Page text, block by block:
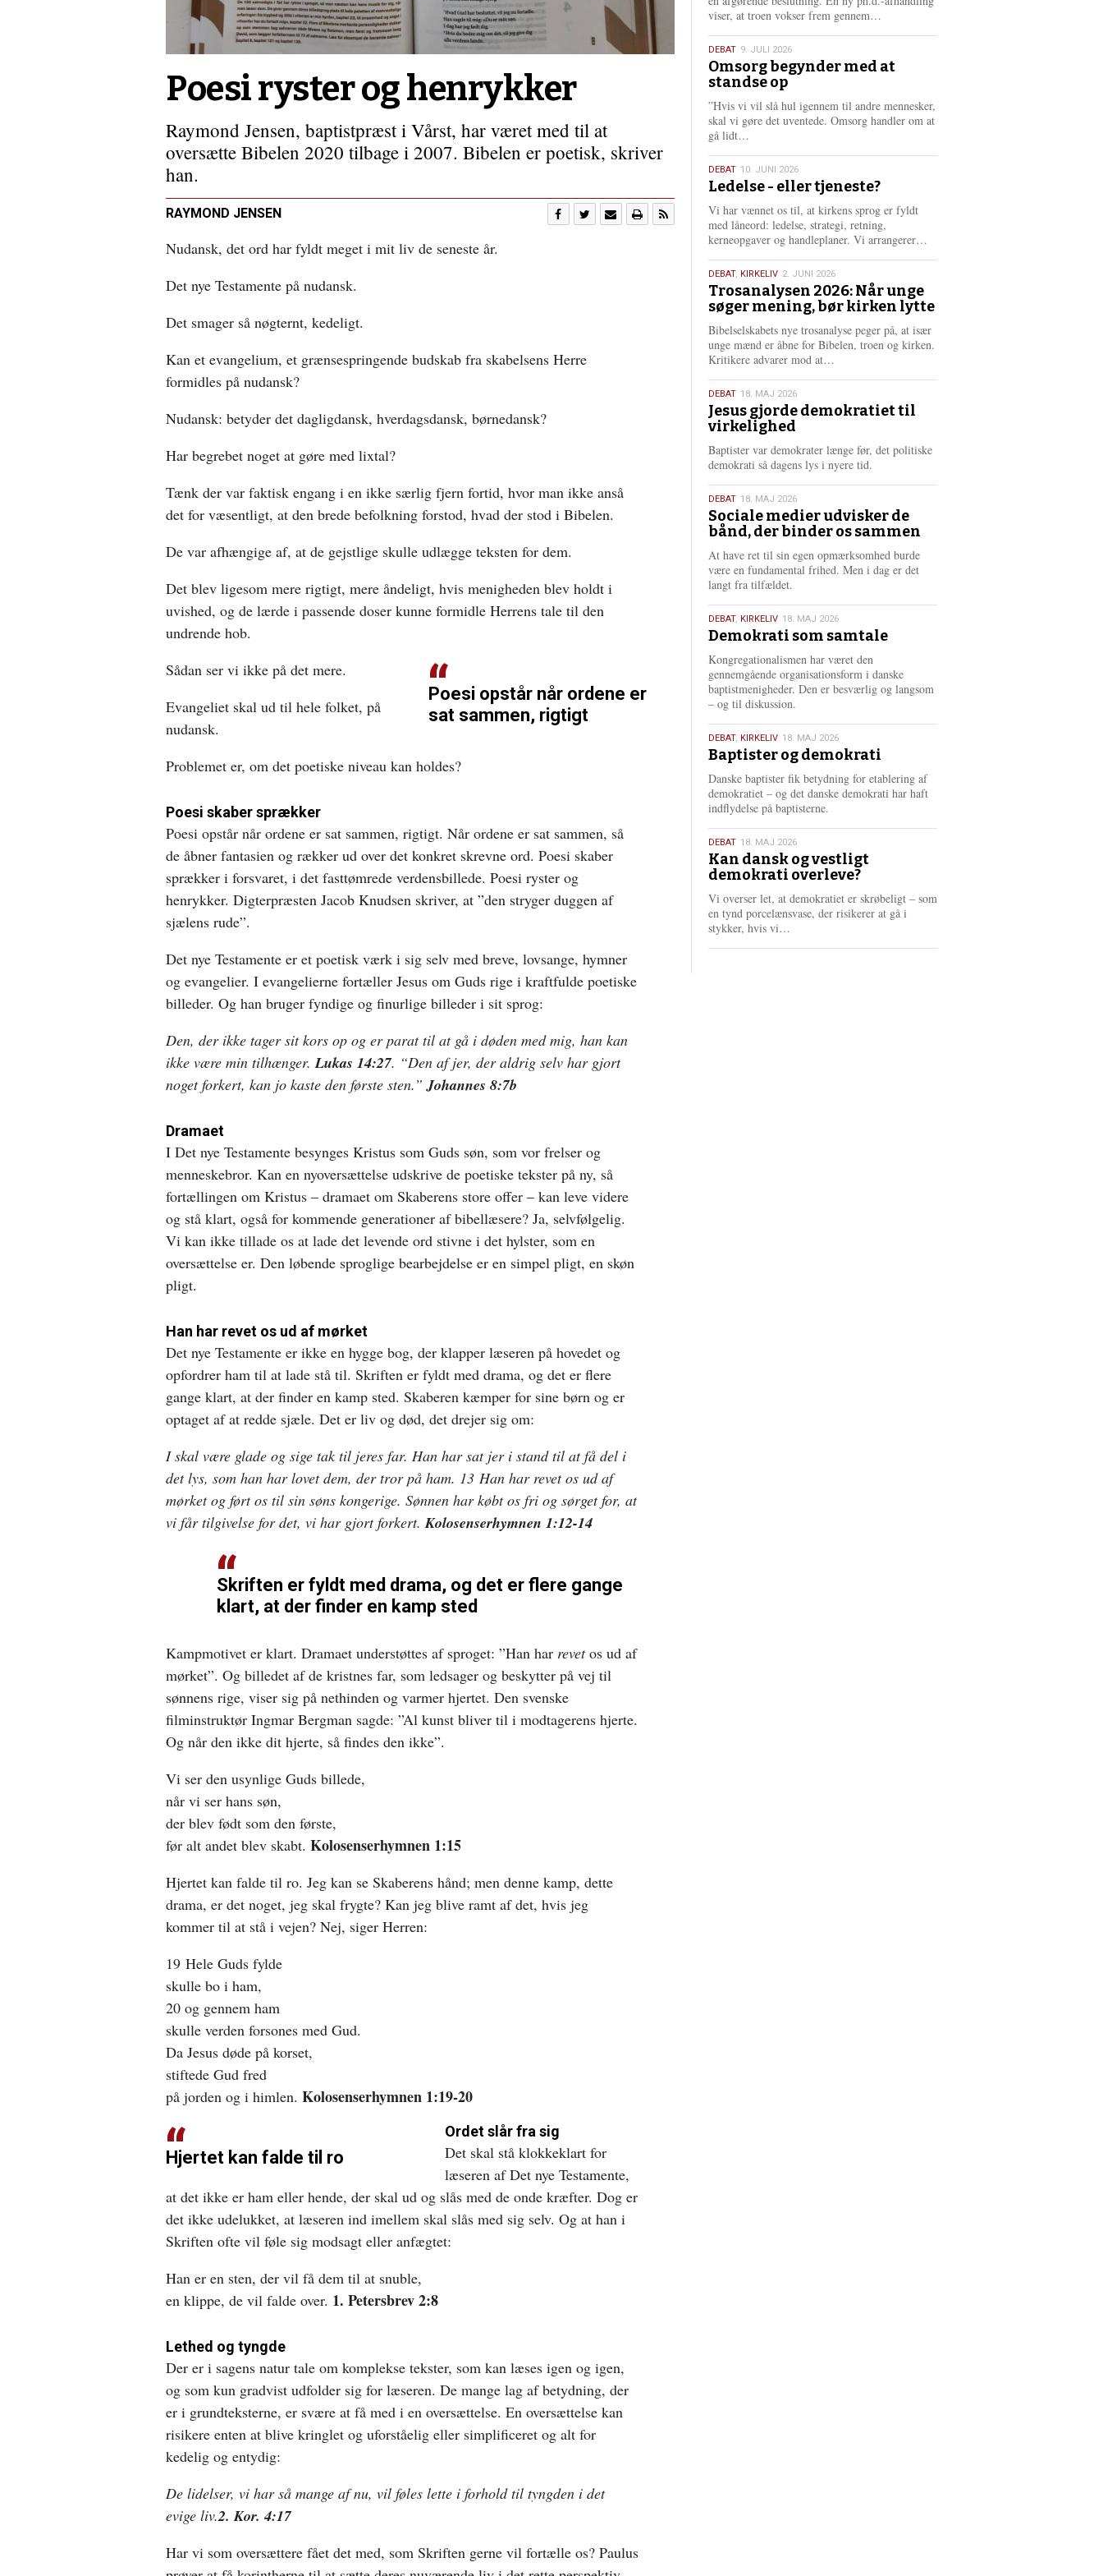
Poesi ryster og henrykker
Raymond Jensen, baptistpræst i Vårst, har været med til at
oversætte Bibelen 2020 tilbage i 2007. Bibelen er poetisk, skriver
han.
RAYMOND JENSEN
Nudansk, det ord har fyldt meget i mit liv de seneste år.
Det nye Testamente på nudansk.
Det smager så nøgternt, kedeligt.
Kan et evangelium, et grænsespringende budskab fra skabelsens Herre
formidles på nudansk?
Nudansk: betyder det dagligdansk, hverdagsdansk, børnedansk?
Har begrebet noget at gøre med lixtal?
Tænk der var faktisk engang i en ikke særlig fjern fortid, hvor man ikke anså
det for væsentligt, at den brede befolkning forstod, hvad der stod i Bibelen.
De var afhængige af, at de gejstlige skulle udlægge teksten for dem.
Det blev ligesom mere rigtigt, mere åndeligt, hvis menigheden blev holdt i
uvished, og de lærde i passende doser kunne formidle Herrens tale til den
undrende hob.
Poesi opstår når ordene er
sat sammen, rigtigt
Sådan ser vi ikke på det mere.
Evangeliet skal ud til hele folket, på
nudansk.
Problemet er, om det poetiske niveau kan holdes?
Poesi skaber sprækker
Poesi opstår når ordene er sat sammen, rigtigt. Når ordene er sat sammen, så
de åbner fantasien og rækker ud over det konkret skrevne ord. Poesi skaber
sprækker i forsvaret, i det fasttømrede verdensbillede. Poesi ryster og
henrykker. Digterpræsten Jacob Knudsen skriver, at ”den stryger duggen af
sjælens rude”.
Det nye Testamente er et poetisk værk i sig selv med breve, lovsange, hymner
og evangelier. I evangelierne fortæller Jesus om Guds rige i kraftfulde poetiske
billeder. Og han bruger fyndige og finurlige billeder i sit sprog:
Den, der ikke tager sit kors op og er parat til at gå i døden med mig, han kan
ikke være min tilhænger.Lukas 14:27. “Den af jer, der aldrig selv har gjort
noget forkert, kan jo kaste den første sten.”Johannes 8:7b
Dramaet
I Det nye Testamente besynges Kristus som Guds søn, som vor frelser og
menneskebror. Kan en nyoversættelse udskrive de poetiske tekster på ny, så
fortællingen om Kristus – dramaet om Skaberens store offer – kan leve videre
og stå klart, også for kommende generationer af bibellæsere? Ja, selvfølgelig.
Vi kan ikke tillade os at lade det levende ord stivne i det hylster, som en
oversættelse er. Den løbende sproglige bearbejdelse er en simpel pligt, en skøn
pligt.
Han har revet os ud af mørket
Det nye Testamente er ikke en hygge bog, der klapper læseren på hovedet og
opfordrer ham til at lade stå til. Skriften er fyldt med drama, og det er flere
gange klart, at der finder en kamp sted. Skaberen kæmper for sine børn og er
optaget af at redde sjæle. Det er liv og død, det drejer sig om:
I skal være glade og sige tak til jeres far. Han har sat jer i stand til at få del i
det lys, som han har lovet dem, der tror på ham. 13 Han har revet os ud af
mørket og ført os til sin søns kongerige. Sønnen har købt os fri og sørget for, at
vi får tilgivelse for det, vi har gjort forkert.Kolosenserhymnen 1:12-14
Skriften er fyldt med drama, og det er flere gange
klart, at der finder en kamp sted
Kampmotivet er klart. Dramaet understøttes af sproget: ”Han har revetos ud af
mørket”. Og billedet af de kristnes far, som ledsager og beskytter på vej til
sønnens rige, viser sig på nethinden og varmer hjertet. Den svenske
filminstruktør Ingmar Bergman sagde: ”Al kunst bliver til i modtagerens hjerte.
Og når den ikke dit hjerte, så findes den ikke”.
Vi ser den usynlige Guds billede,
når vi ser hans søn,
der blev født som den første,
før alt andet blev skabt. Kolosenserhymnen 1:15
Hjertet kan falde til ro. Jeg kan se Skaberens hånd; men denne kamp, dette
drama, er det noget, jeg skal frygte? Kan jeg blive ramt af det, hvis jeg
kommer til at stå i vejen? Nej, siger Herren:
19 Hele Guds fylde
skulle bo i ham,
20 og gennem ham
skulle verden forsones med Gud.
Da Jesus døde på korset,
stiftede Gud fred
på jorden og i himlen. Kolosenserhymnen 1:19-20
Hjertet kan falde til ro
Ordet slår fra sig
Det skal stå klokkeklart for
læseren af Det nye Testamente,
at det ikke er ham eller hende, der skal ud og slås med de onde kræfter. Dog er
det ikke udelukket, at læseren ind imellem skal slås med sig selv. Og at han i
Skriften ofte vil føle sig modsagt eller anfægtet:
Han er en sten, der vil få dem til at snuble,
en klippe, de vil falde over. 1. Petersbrev 2:8
Lethed og tyngde
Der er i sagens natur tale om komplekse tekster, som kan læses igen og igen,
og som kun gradvist udfolder sig for læseren. De mange lag af betydning, der
er i grundteksterne, er svære at få med i en oversættelse. En oversættelse kan
risikere enten at blive kringlet og uforståelig eller simplificeret og alt for
kedelig og entydig:
De lidelser, vi har så mange af nu, vil føles lette i forhold til tyngden i det
evige liv.2. Kor. 4:17
Har vi som oversættere fået det med, som Skriften gerne vil fortælle os? Paulus
viser, at troen vokser frem gennem…
e
e
9.
juli
2026
DEBAT 9. JULI 2026
Omsorg begynder med at
standse op
”Hvis vi vil slå hul igennem til andre mennesker,
skal vi gøre det uventede. Omsorg handler om at
gå lidt…
s
e
r
e
10.
juni
2026
DEBAT 10. JUNI 2026
Ledelse - eller tjeneste?
Vi har vænnet os til, at kirkens sprog er fyldt
med låneord: ledelse, strategi, retning,
kerneopgaver og handleplaner. Vi arrangerer…
r
e
2.
juni
2026
DEBAT, KIRKELIV 2. JUNI 2026
Trosanalysen 2026: Når unge
søger mening, bør kirken lytte
Bibelselskabets nye trosanalyse peger på, at især
unge mænd er åbne for Bibelen, troen og kirken.
Kritikere advarer mod at…
e
e
18.
maj
2026
DEBAT 18. MAJ 2026
Jesus gjorde demokratiet til
virkelighed
Baptister var demokrater længe før, det politiske
demokrati så dagens lys i nyere tid.
18.
maj
2026
DEBAT 18. MAJ 2026
Sociale medier udvisker de
bånd, der binder os sammen
At have ret til sin egen opmærksomhed burde
være en fundamental frihed. Men i dag er det
langt fra tilfældet.
18.
maj
2026
DEBAT, KIRKELIV 18. MAJ 2026
Demokrati som samtale
Kongregationalismen har været den
gennemgående organisationsform i danske
baptistmenigheder. Den er besværlig og langsom
– og til diskussion.
18.
maj
2026
DEBAT, KIRKELIV 18. MAJ 2026
Baptister og demokrati
Danske baptister fik betydning for etablering af
demokratiet – og det danske demokrati har haft
indflydelse på baptisterne.
18.
maj
2026
DEBAT 18. MAJ 2026
Kan dansk og vestligt
demokrati overleve?
Vi overser let, at demokratiet er skrøbeligt – som
en tynd porcelænsvase, der risikerer at gå i
stykker, hvis vi…